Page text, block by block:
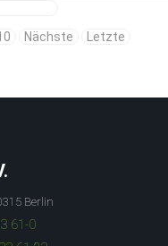
Nächste Letzte
Berlin
61-0